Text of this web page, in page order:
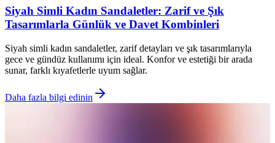
Siyah Simli Kadın Sandaletler: Zarif ve Şık
Tasarımlarla Günlük ve Davet Kombinleri
Siyah simli kadın sandaletler, zarif detayları ve şık tasarımlarıyla
gece ve gündüz kullanımı için ideal. Konfor ve estetiği bir arada
sunar, farklı kıyafetlerle uyum sağlar.
Daha fazla bilgi edinin